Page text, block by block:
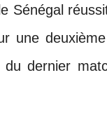
Sénégal
une
dernier